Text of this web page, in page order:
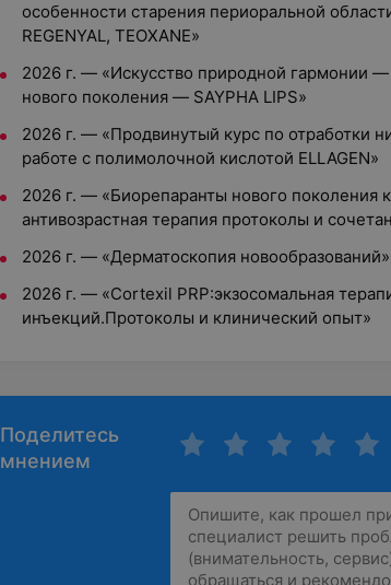
особенности старения периоральной
REGENYAL, TEOXANE»
2026 г. — «Искусство природной гармонии
нового поколения — SAYPHA LIPS»
2026 г. — «Продвинутый курс по отработки
работе с полимолочной кислотой ELLAGEN»
2026 г. — «Биорепаранты нового поколения
антивозрастная терапия протоколы и
2026 г. — «Дерматоскопия новообразований»
2026 г. — «Cortexil PRP:экзосомальная
инъекций.Протоколы и клинический опыт»
Поделитесь
мнением